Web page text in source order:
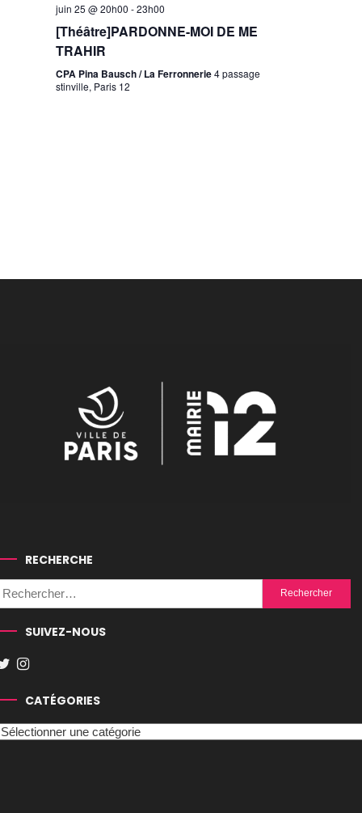
juin 25 @ 20h00 -23h00
[Théâtre]PARDONNE-MOI DE ME
TRAHIR
CPA Pina Bausch / La Ferronnerie4 passage
stinville, Paris 12
RECHERCHE
Rechercher :
SUIVEZ-NOUS
CATÉGORIES